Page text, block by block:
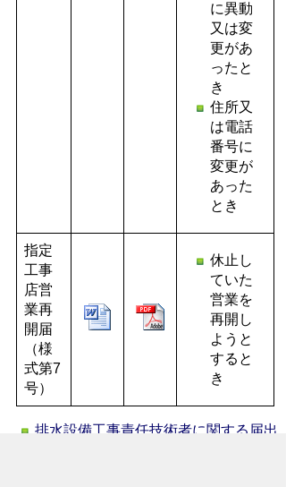
に異動
又は変
更があ
ったと
き
住所又
は電話
番号に
変更が
あった
とき
指定
工事
店営
業再
開届
（様
式第7
号）
休止し
ていた
営業を
再開し
ようと
すると
き
排水設備工事責任技術者に関する届出